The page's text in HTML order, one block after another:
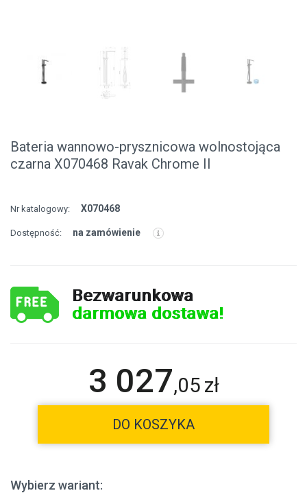
Bateria wannowo-prysznicowa wolnostojąca
czarna X070468 Ravak Chrome II
Nr katalogowy: X070468
Dostępność: na zamówienie
Bezwarunkowa
darmowa dostawa!
3 027,05 zł
DO KOSZYKA
Wybierz wariant: